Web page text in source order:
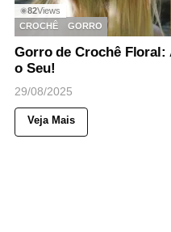
◉82Views
CROCHÊ
GORRO
Gorro de Crochê Floral:
o Seu!
29/08/2025
Veja Mais